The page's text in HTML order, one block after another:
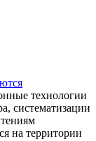
технологии
систематизации
на территории